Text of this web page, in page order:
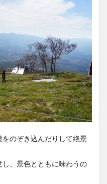
のぞき込んだりして絶景
、景色とともに味わうの